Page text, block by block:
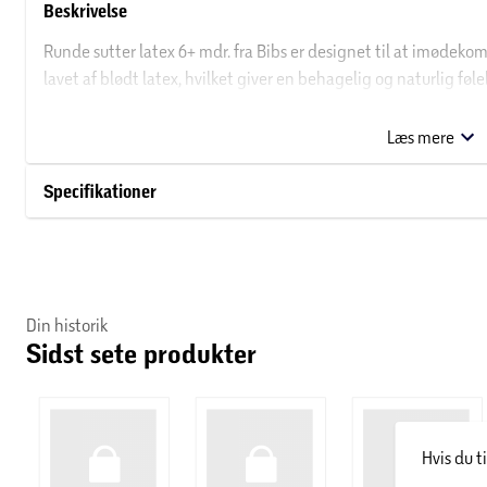
Beskrivelse
Runde sutter latex 6+ mdr. fra Bibs er designet til at
lavet af blødt latex, hvilket giver en behagelig og naturlig
babyens udstyr. De er lette at rengøre og kan anvendes til at
Ideelle til daglig brug, når der er behov for tryghed og
babytilbehør.
Læs mere
Specifikationer
Din historik
Sidst sete produkter
Hvis du